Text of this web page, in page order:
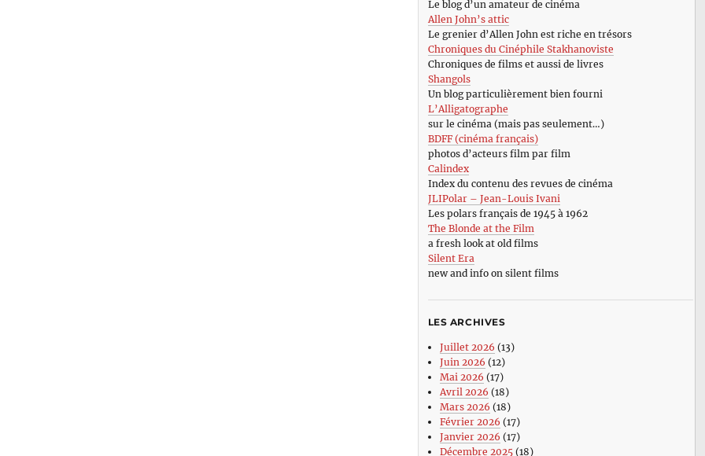
Le blog d’un amateur de cinéma
Allen John’s attic
Le grenier d’Allen John est riche en trésors
Chroniques du Cinéphile Stakhanoviste
Chroniques de films et aussi de livres
Shangols
Un blog particulièrement bien fourni
L’Alligatographe
sur le cinéma (mais pas seulement…)
BDFF (cinéma français)
photos d’acteurs film par film
Calindex
Index du contenu des revues de cinéma
JLIPolar – Jean-Louis Ivani
Les polars français de 1945 à 1962
The Blonde at the Film
a fresh look at old films
Silent Era
new and info on silent films
LES ARCHIVES
Juillet 2026 (13)
Juin 2026 (12)
Mai 2026 (17)
Avril 2026 (18)
Mars 2026 (18)
Février 2026 (17)
Janvier 2026 (17)
Décembre 2025(18)